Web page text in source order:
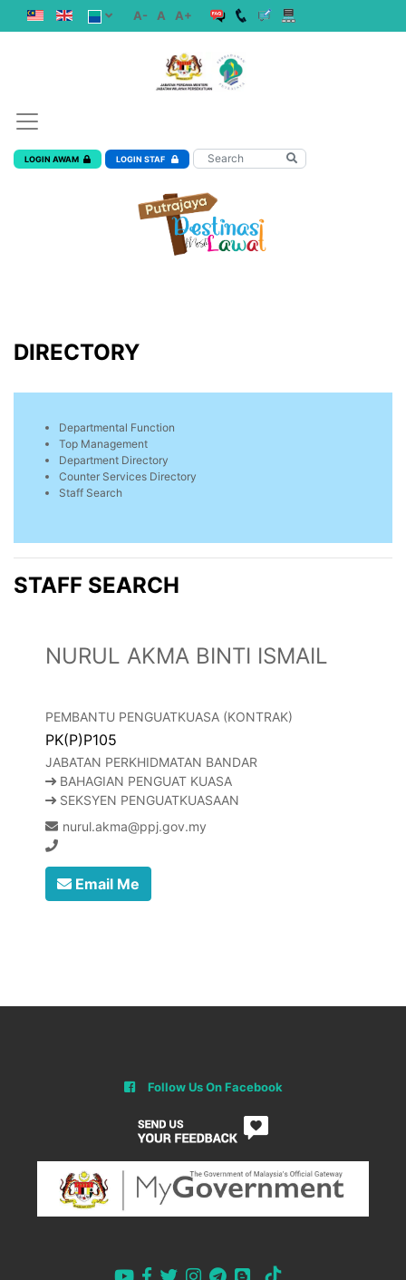
A- A A+
LOGIN AWAM LOGIN STAF
DIRECTORY
Departmental Function
Top Management
Department Directory
Counter Services Directory
Staff Search
STAFF SEARCH
NURUL AKMA BINTI ISMAIL
PEMBANTU PENGUATKUASA (KONTRAK)
PK(P)P105
JABATAN PERKHIDMATAN BANDAR
BAHAGIAN PENGUAT KUASA
SEKSYEN PENGUATKUASAAN
nurul.akma@ppj.gov.my
Email Me
Follow Us On Facebook